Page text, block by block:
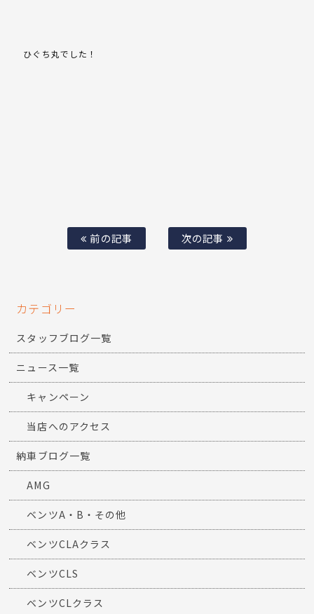
ひぐち丸でした！
前の記事 次の記事
カテゴリー
スタッフブログ一覧
ニュース一覧
キャンペーン
当店へのアクセス
納車ブログ一覧
AMG
ベンツA・B・その他
ベンツCLAクラス
ベンツCLS
ベンツCLクラス